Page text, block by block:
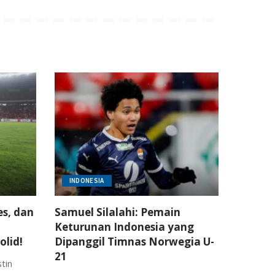
dan
INDONESIA
Samuel Silalahi: Pemain
Keturunan Indonesia yang
Dipanggil Timnas Norwegia U-
21